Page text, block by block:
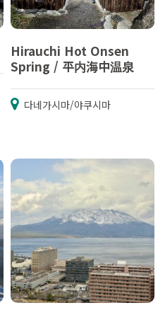
Hirauchi Hot Onsen
Spring / 平内海中温泉
다네가시마/야쿠시마